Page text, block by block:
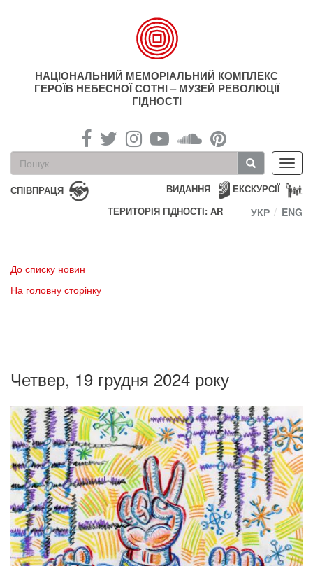
НАЦІОНАЛЬНИЙ МЕМОРІАЛЬНИЙ КОМПЛЕКС
ГЕРОЇВ НЕБЕСНОЇ СОТНІ – МУЗЕЙ РЕВОЛЮЦІЇ
ГІДНОСТІ
Пошукова
форма
Пошук
СПІВПРАЦЯ ЕКСКУРСІЇ
ВИДАННЯ
ТЕРИТОРІЯ ГІДНОСТІ: AR
УКР ENG
До списку новин
На головну сторінку
Четвер, 19 грудня 2024 року